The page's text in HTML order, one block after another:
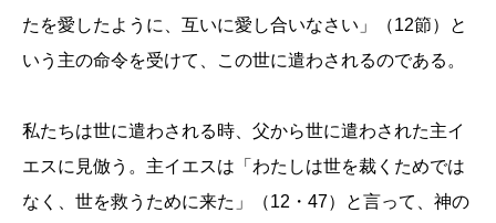
たを愛したように、互いに愛し合いなさい」（12節）と
いう主の命令を受けて、この世に遣わされるのである。
私たちは世に遣わされる時、父から世に遣わされた主イ
エスに見倣う。主イエスは「わたしは世を裁くためでは
なく、世を救うために来た」（12・47）と言って、神の